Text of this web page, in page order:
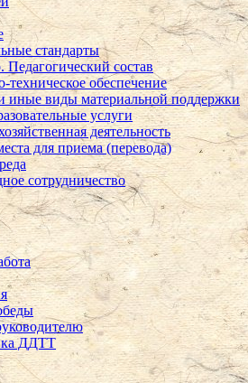
стандарты
Педагогический состав
техническое обеспечение
иные виды материальной поддержки
услуги
деятельность
для приема (перевода)
сотрудничество
ДДТТ